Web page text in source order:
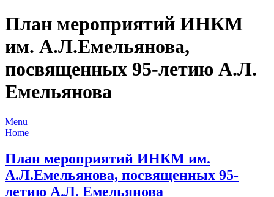
План мероприятий ИНКМ
им. А.Л.Емельянова,
посвященных 95-летию А.Л.
Емельянова
Menu
Home
План мероприятий ИНКМ им.
А.Л.Емельянова, посвященных 95-
летию А.Л. Емельянова